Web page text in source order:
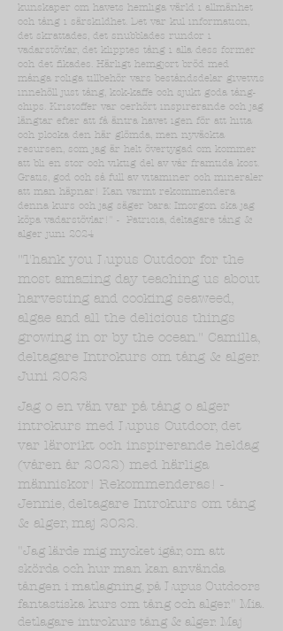
kunskaper om havets hemliga värld i allmänhet
och tång i särskildhet. Det var kul information,
det skrattades, det snubblades rundor i
vadarstövlar, det klipptes tång i alla dess former
och det fikades. Härligt hemgjort bröd med
många roliga tillbehör vars beståndsdelar givetvis
innehöll just tång, kok-kaffe och sjukt goda tång-
chips. Kristoffer var oerhört inspirerande och jag
längtar efter att få äntra havet igen för att hitta
och plocka den här glömda, men nyväckta
resursen, som jag är helt övertygad om kommer
att bli en stor och viktig del av vår framtida kost.
Gratis, god och så full av vitaminer och mineraler
att man häpnar! Kan varmt rekommendera
denna kurs och jag säger bara: Imorgon ska jag
köpa vadarstövlar!" - Patricia, deltagare tång &
alger juni 2024
"Thank you Lupus Outdoor for the
most amazing day teaching us about
harvesting and cooking seaweed,
algae and all the delicious things
growing in or by the ocean." Camilla,
deltagare Introkurs om tång & alger.
Juni 2022
Jag o en vän var på tång o alger
introkurs med Lupus Outdoor, det
var lärorikt och inspirerande heldag
(våren år 2022) med härliga
människor! Rekommenderas! -
Jennie, deltagare Introkurs om tång
& alger, maj 2022.
"Jag lärde mig mycket igår, om att
skörda och hur man kan använda
tången i matlagning, på Lupus Outdoors
fantastiska kurs om tång och alger." Mia.
detlagare introkurs tång & alger. Maj